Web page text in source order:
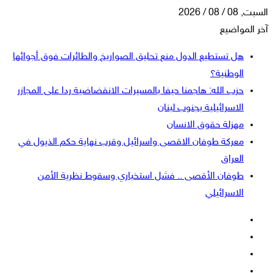
السبت, 08 / 08 / 2026
آخر المواضيع
هل تستطيع الدول منع تحليق الصواريخ والطائرات فوق أجوائها
الوطنية؟
حزب الله: هاجمنا حيفا بالمسيرات الانقضاضية ردا على المجازر
الاسرائيلية بجنوب لبنان
مهزلة حقوق الانسان
معركة طوفان الاقصى واسرائيل وقرب نهاية حكم الذيول في
العراق
طوفان الأقصى .. فشل استخباري وسقوط نظرية الأمن
الاسرائيلي